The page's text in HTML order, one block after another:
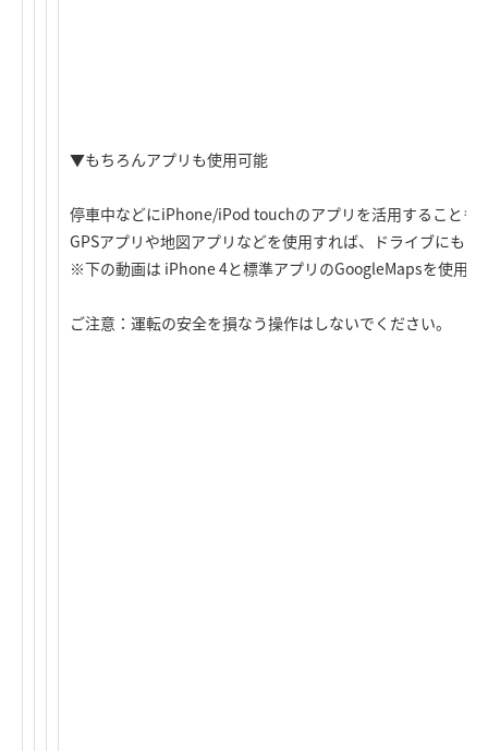
▼もちろんアプリも使用可能
停車中などにiPhone/iPod touchのアプリを活用することも
GPSアプリや地図アプリなどを使用すれば、ドライブにもお
※下の動画は iPhone 4と標準アプリのGoogleMapsを使用し
ご注意：運転の安全を損なう操作はしないでください。